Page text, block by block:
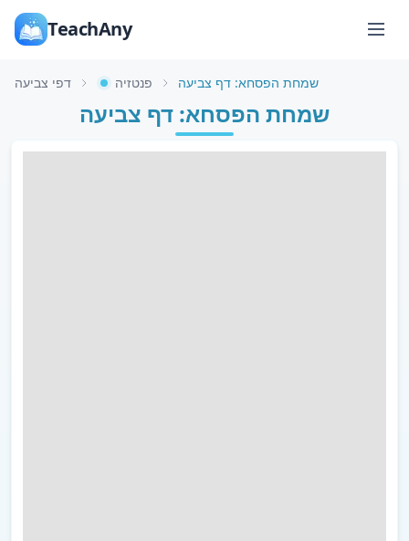
TeachAny
דפי צביעה פנטזיה שמחת הפסחא: דף צביעה
שמחת הפסחא: דף צביעה